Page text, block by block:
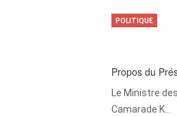
Propos du
Le Ministre
Camarade K…
POLITIQUE